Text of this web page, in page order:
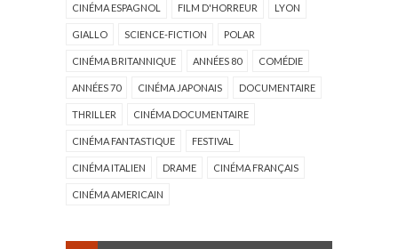
CINÉMA ESPAGNOL FILM D'HORREUR LYON
GIALLO SCIENCE-FICTION POLAR
CINÉMA BRITANNIQUE ANNÉES 80 COMÉDIE
ANNÉES 70 CINÉMA JAPONAIS DOCUMENTAIRE
THRILLER CINÉMA DOCUMENTAIRE
CINÉMA FANTASTIQUE FESTIVAL
CINÉMA ITALIEN DRAME CINÉMA FRANÇAIS
CINÉMA AMERICAIN